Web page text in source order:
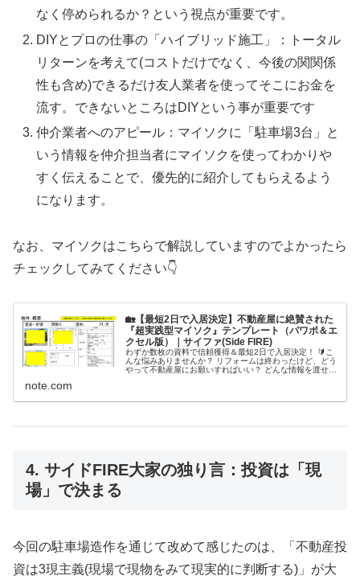
なく停められるか？という視点が重要です。
DIYとプロの仕事の「ハイブリッド施工」：トータル
リターンを考えて(コストだけでなく、今後の関関係
性も含め)できるだけ友人業者を使ってそこにお金を
流す。できないところはDIYという事が重要です
仲介業者へのアピール：マイソクに「駐車場3台」と
いう情報を仲介担当者にマイソクを使ってわかりや
すく伝えることで、優先的に紹介してもらえるよう
になります。
なお、マイソクはこちらで解説していますのでよかったら
チェックしてみてください👇
🏡【最短2日で入居決定】不動産屋に絶賛された
『超実践型マイソク』テンプレート（パワポ＆エ
クセル版）｜サイファ(Side FIRE)
わずか数枚の資料で信頼獲得＆最短2日で入居決定！ 🔰こ
んな悩みありませんか？ リフォームは終わったけど、どう
やって不動産屋にお願いすればいい？ どんな情報を渡せば
note.com
4. サイドFIRE大家の独り言：投資は「現
場」で決まる
今回の駐車場造作を通じて改めて感じたのは、「不動産投
資は3現主義(現場で現物をみて現実的に判断する)」が大